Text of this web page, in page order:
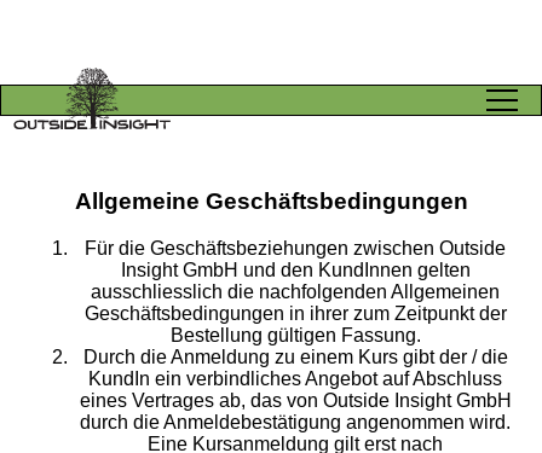
Allgemeine Geschäftsbedingungen
Für die Geschäftsbeziehungen zwischen Outside
Insight GmbH und den KundInnen gelten
ausschliesslich die nachfolgenden Allgemeinen
Geschäftsbedingungen in ihrer zum Zeitpunkt der
Bestellung gültigen Fassung.
Durch die Anmeldung zu einem Kurs gibt der / die
KundIn ein verbindliches Angebot auf Abschluss
eines Vertrages ab, das von Outside Insight GmbH
durch die Anmeldebestätigung angenommen wird.
Eine Kursanmeldung gilt erst nach